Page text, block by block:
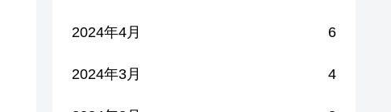
2024年4月 6
2024年3月 4